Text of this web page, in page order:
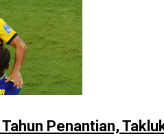
Penantian,